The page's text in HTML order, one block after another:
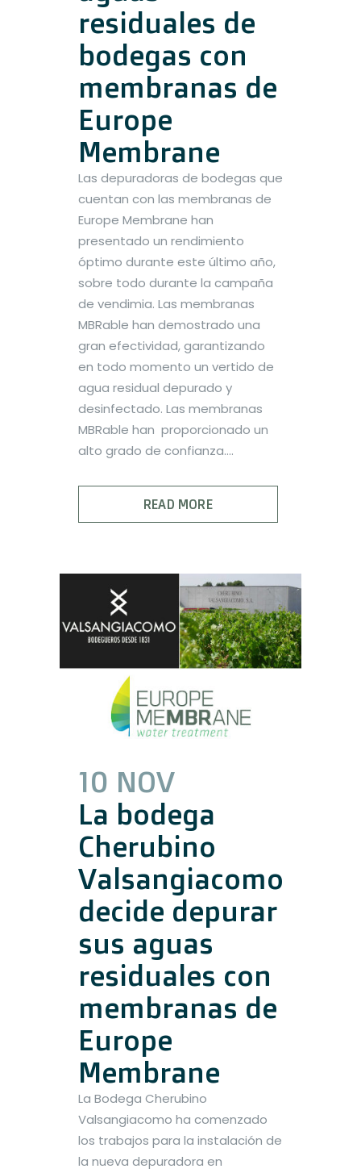
residuales de
bodegas con
membranas de
Europe
Membrane
Las depuradoras de bodegas que
cuentan con las membranas de
Europe Membrane han
presentado un rendimiento
óptimo durante este último año,
sobre todo durante la campaña
de vendimia. Las membranas
MBRable han demostrado una
gran efectividad, garantizando
en todo momento un vertido de
agua residual depurado y
desinfectado. Las membranas
MBRable han proporcionado un
alto grado de confianza....
READ MORE
10 NOV
La bodega
Cherubino
Valsangiacomo
decide depurar
sus aguas
residuales con
membranas de
Europe
Membrane
La Bodega Cherubino
Valsangiacomo ha comenzado
los trabajos para la instalación de
la nueva depuradora en